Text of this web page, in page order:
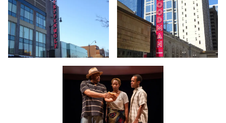
Extérieur - Steppenwolf Theatre - ChicagoMarquise du théâtre - Goodman